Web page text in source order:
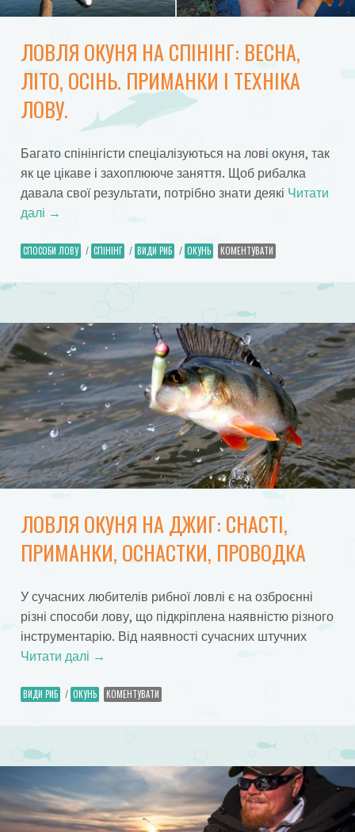
ЛОВЛЯ ОКУНЯ НА СПІНІНГ: ВЕСНА,
ЛІТО, ОСІНЬ. ПРИМАНКИ І ТЕХНІКА
ЛОВУ.
Багато спінінгісти спеціалізуються на лові окуня, так
як це цікаве і захоплююче заняття. Щоб рибалка
давала свої результати, потрібно знати деякі Читати
далі →
СПОСОБИ ЛОВУ / СПІНІНГ / ВИДИ РИБ / ОКУНЬ КОМЕНТУВАТИ
ЛОВЛЯ ОКУНЯ НА ДЖИГ: СНАСТІ,
ПРИМАНКИ, ОСНАСТКИ, ПРОВОДКА
У сучасних любителів рибної ловлі є на озброєнні
різні способи лову, що підкріплена наявністю різного
інструментарію. Від наявності сучасних штучних
Читати далі →
ВИДИ РИБ / ОКУНЬ КОМЕНТУВАТИ